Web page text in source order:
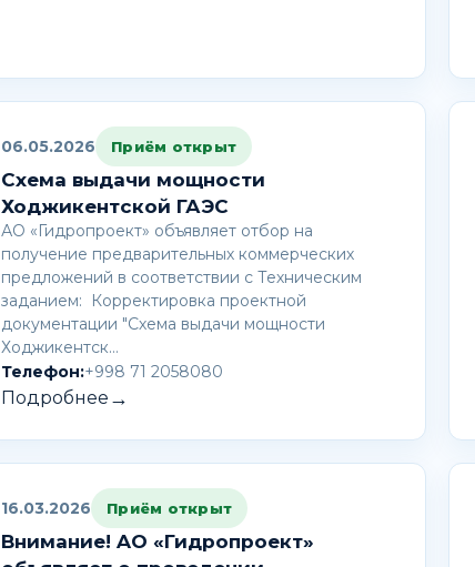
06.05.2026 Приём открыт
Схема выдачи мощности
Ходжикентской ГАЭС
АО «Гидропроект» объявляет отбор на
получение предварительных коммерческих
предложений в соответствии с Техническим
заданием: Корректировка проектной
документации "Схема выдачи мощности
Ходжикентск…
Телефон:+998 71 2058080
Подробнее →
16.03.2026 Приём открыт
Внимание! AО «Гидропроект»